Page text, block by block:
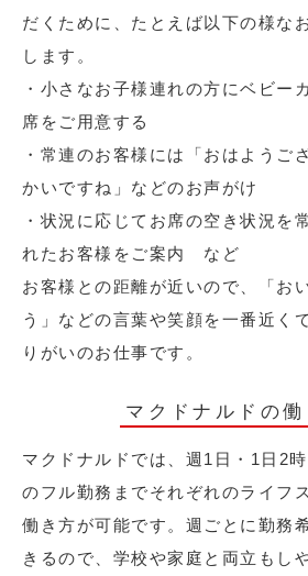
だくために、たとえば以下の様な
します。
・小さなお子様連れの方にベビー
席をご用意する
・常連のお客様には「おはようご
かいですね」などのお声がけ
・状況に応じてお席の空き状況を
れたお客様をご案内 など
お客様との距離が近いので、「お
う」などの言葉や笑顔を一番近く
りがいのお仕事です。
マクドナルドの働
マクドナルドでは、週1日・1日2
のフル勤務までそれぞれのライフ
働き方が可能です。週ごとに勤務
きるので、学校や家庭と両立もし